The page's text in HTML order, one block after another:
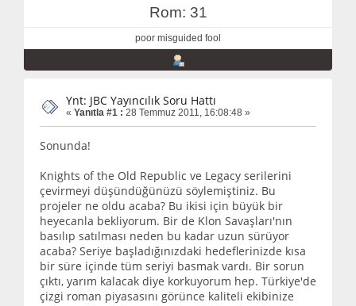
Rom: 31
poor misguided fool
Ynt: JBC Yayıncılık Soru Hattı
« Yanıtla #1 : 28 Temmuz 2011, 16:08:48 »
Sonunda!
Knights of the Old Republic ve Legacy serilerini
çevirmeyi düşündüğünüzü söylemiştiniz. Bu
projeler ne oldu acaba? Bu ikisi için büyük bir
heyecanla bekliyorum. Bir de Klon Savaşları'nın
basılıp satılması neden bu kadar uzun sürüyor
acaba? Seriye başladığınızdaki hedeflerinizde kısa
bir süre içinde tüm seriyi basmak vardı. Bir sorun
çıktı, yarım kalacak diye korkuyorum hep. Türkiye'de
çizgi roman piyasasını görünce kaliteli ekibinize